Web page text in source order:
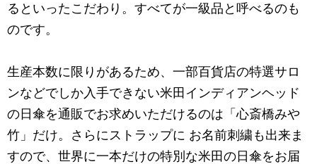
るといったこだわり。すべてが一級品と呼べるのも
のです。
生産本数に限りがあるため、一部百貨店の特選サロ
ンなどでしか入手できない米田インディアンヘッド
の日傘を通販でお求めいただけるのは「心斎橋みや
竹」だけ。さらにストラップに お名前刺繍も出来ま
すので、世界に一本だけの特別な米田の日傘をお届